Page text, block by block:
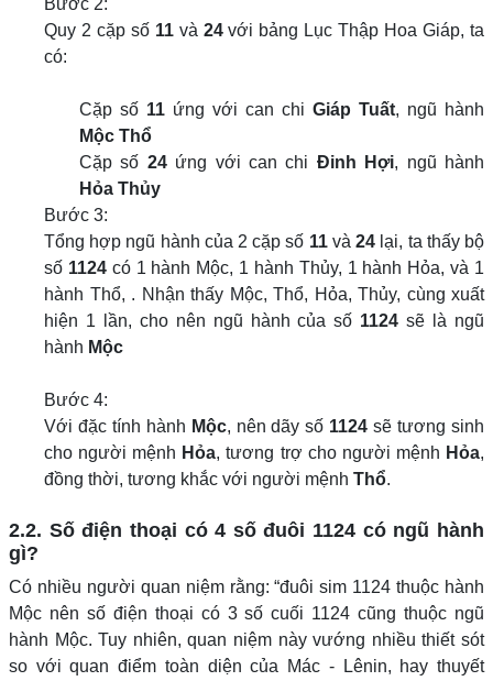
Bước 2:
Quy 2 cặp số 11và 24với bảng Lục Thập Hoa Giáp, ta
có:
Cặp số 11 ứng với can chi Giáp Tuất, ngũ hành
Mộc Thổ
Cặp số 24ứng với can chi Đinh Hợi, ngũ hành
Hỏa Thủy
Bước 3:
Tổng hợp ngũ hành của 2 cặp số 11và24 lại, ta thấy bộ
số 1124có 1 hành Mộc, 1 hành Thủy, 1 hành Hỏa, và 1
hành Thổ, . Nhận thấy Mộc, Thổ, Hỏa, Thủy, cùng xuất
hiện 1 lần, cho nên ngũ hành của số 1124 sẽ là ngũ
hành Mộc
Bước 4:
Với đặc tính hành Mộc, nên dãy số 1124 sẽ tương sinh
cho người mệnh Hỏa, tương trợ cho người mệnh Hỏa,
đồng thời, tương khắc với người mệnh Thổ.
2.2. Số điện thoại có 4 số đuôi 1124 có ngũ hành
gì?
Có nhiều người quan niệm rằng: “đuôi sim 1124 thuộc hành
Mộc nên số điện thoại có 3 số cuối 1124 cũng thuộc ngũ
hành Mộc. Tuy nhiên, quan niệm này vướng nhiều thiết sót
so với quan điểm toàn diện của Mác - Lênin, hay thuyết